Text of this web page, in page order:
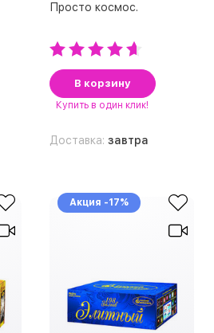
Просто космос.
В корзину
Купить в один клик!
Доставка: завтра
Акция -17%